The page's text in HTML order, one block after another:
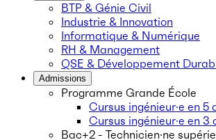
BTP & Génie Civil
Industrie & Innovation
Informatique & Numérique
RH & Management
QSE & Développement
Admissions
Programme Grande École
Cursus ingénieur·e en 5
Cursus ingénieur·e en 3
Bac+2 - Technicien·ne